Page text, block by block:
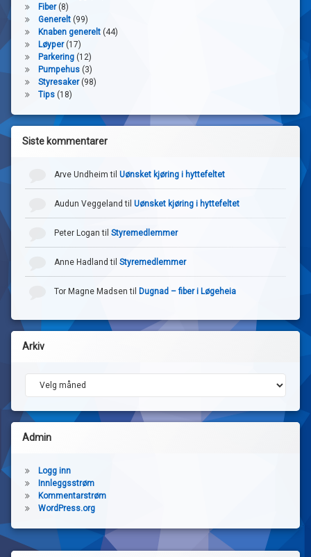
Fiber(8)
Generelt(99)
Knaben generelt(44)
Løyper(17)
Parkering(12)
Pumpehus(3)
Styresaker(98)
Tips(18)
Siste kommentarer
Arve Undheim til Uønsket kjøring i hyttefeltet
Audun Veggeland til Uønsket kjøring i hyttefeltet
Peter Logan til Styremedlemmer
Anne Hadland til Styremedlemmer
Tor Magne Madsen til Dugnad – fiber i Løgeheia
Arkiv
Admin
Logg inn
Innleggsstrøm
Kommentarstrøm
WordPress.org